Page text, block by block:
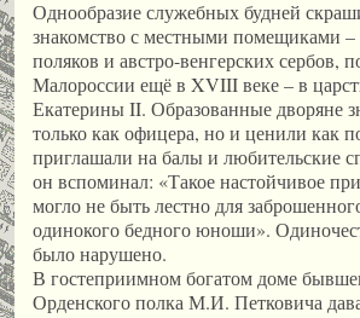
Однообразие служебных будней
знакомство с местными помещиками
поляков и австро-венгерских сербов,
Малороссии ещё в XVIII веке – в
Екатерины II. Образованные дворяне
только как офицера, но и ценили как
приглашали на балы и любительские
он вспоминал: «Такое настойчивое
могло не быть лестно для
одинокого бедного юноши».
было нарушено.
В гостеприимном богатом доме
Орденского полка М.И. Петковича